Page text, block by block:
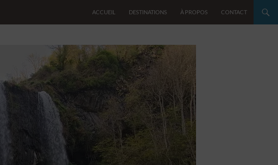
ACCUEIL DESTINATIONS À PROPOS CONTACT